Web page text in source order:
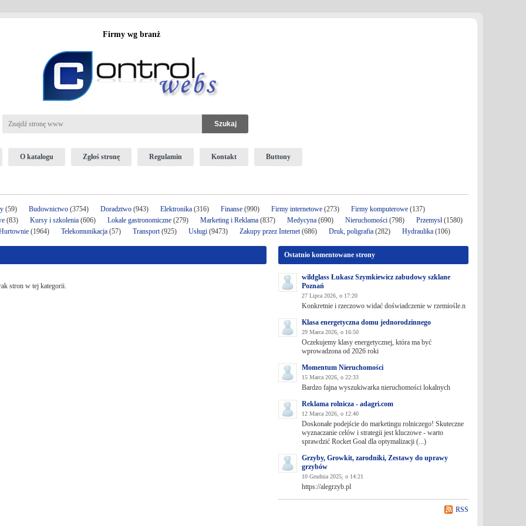
Firmy wg branż
O katalogu Zgłoś stronę Regulamin Kontakt Buttony
(59) Budownictwo (3754) Doradztwo (943) Elektronika (316) Finanse (990) Firmy internetowe (273) Firmy komputerowe (137)
(83) Kursy i szkolenia (606) Lokale gastronomiczne (279) Marketing i Reklama (837) Medycyna (690) Nieruchomości (798) Przemysł(1580)
(1964) Telekomunikacja (57) Transport(925) Usługi (9473) Zakupy przez Internet(686) Druk, poligrafia (282) Hydraulika (106)
stron w tej kategorii.
Ostatnio komentowane strony
wildglass Łukasz Szymkiewicz zabudowy szklane
Poznań
27 Lipca 2026, o 17:20
Konkretnie i rzeczowo widać doświadczenie w rzemiośle.n
Klasa energetyczna domu jednorodzinnego
29 Marca 2026, o 16:50
Oczekujemy klasy energetycznej, która ma być
wprowadzona od 2026 roki
Momentum Nieruchomości
15 Marca 2026, o 22:33
Bardzo fajna wyszukiwarka nieruchomości lokalnych
Reklama rolnicza - adagri.com
12 Marca 2026, o 12:40
Doskonałe podejście do marketingu rolniczego! Skuteczne
wyznaczanie celów i strategii jest kluczowe - warto
sprawdzić Rocket Goal dla optymalizacji (...)
Grzyby, Growkit, zarodniki, Zestawy do uprawy
grzybów
10 Grudnia 2025, o 14:21
https://alegrzyb.pl
RSS